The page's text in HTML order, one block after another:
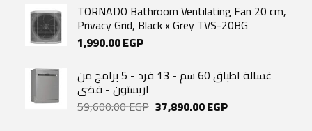
TORNADO Bathroom Ventilating Fan 20 cm,
Privacy Grid, Black x Grey TVS-20BG
1,990.00EGP
غسالة اطباق 60 سم - 13 فرد - 5 برامج من
اريستون - فضى
59,600.00EGP Original
37,890.00EGPCurrent